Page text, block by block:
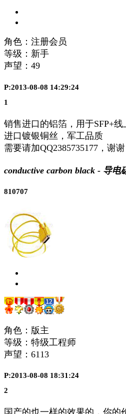
角色：注册会员
等级：新手
声望： 49
P:2013-08-08 14:29:24
1
销售进口的铝箔，用于SFP+线
进口镀银铜丝，军工品质
需要请加QQ2385735177，谢谢
conductive carbon black - 导电
810707
角色：版主
等级：特级工程师
声望： 6113
P:2013-08-08 18:31:24
2